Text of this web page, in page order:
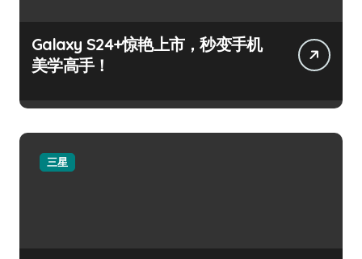
Galaxy S24+惊艳上市，秒变手机
美学高手！
三星